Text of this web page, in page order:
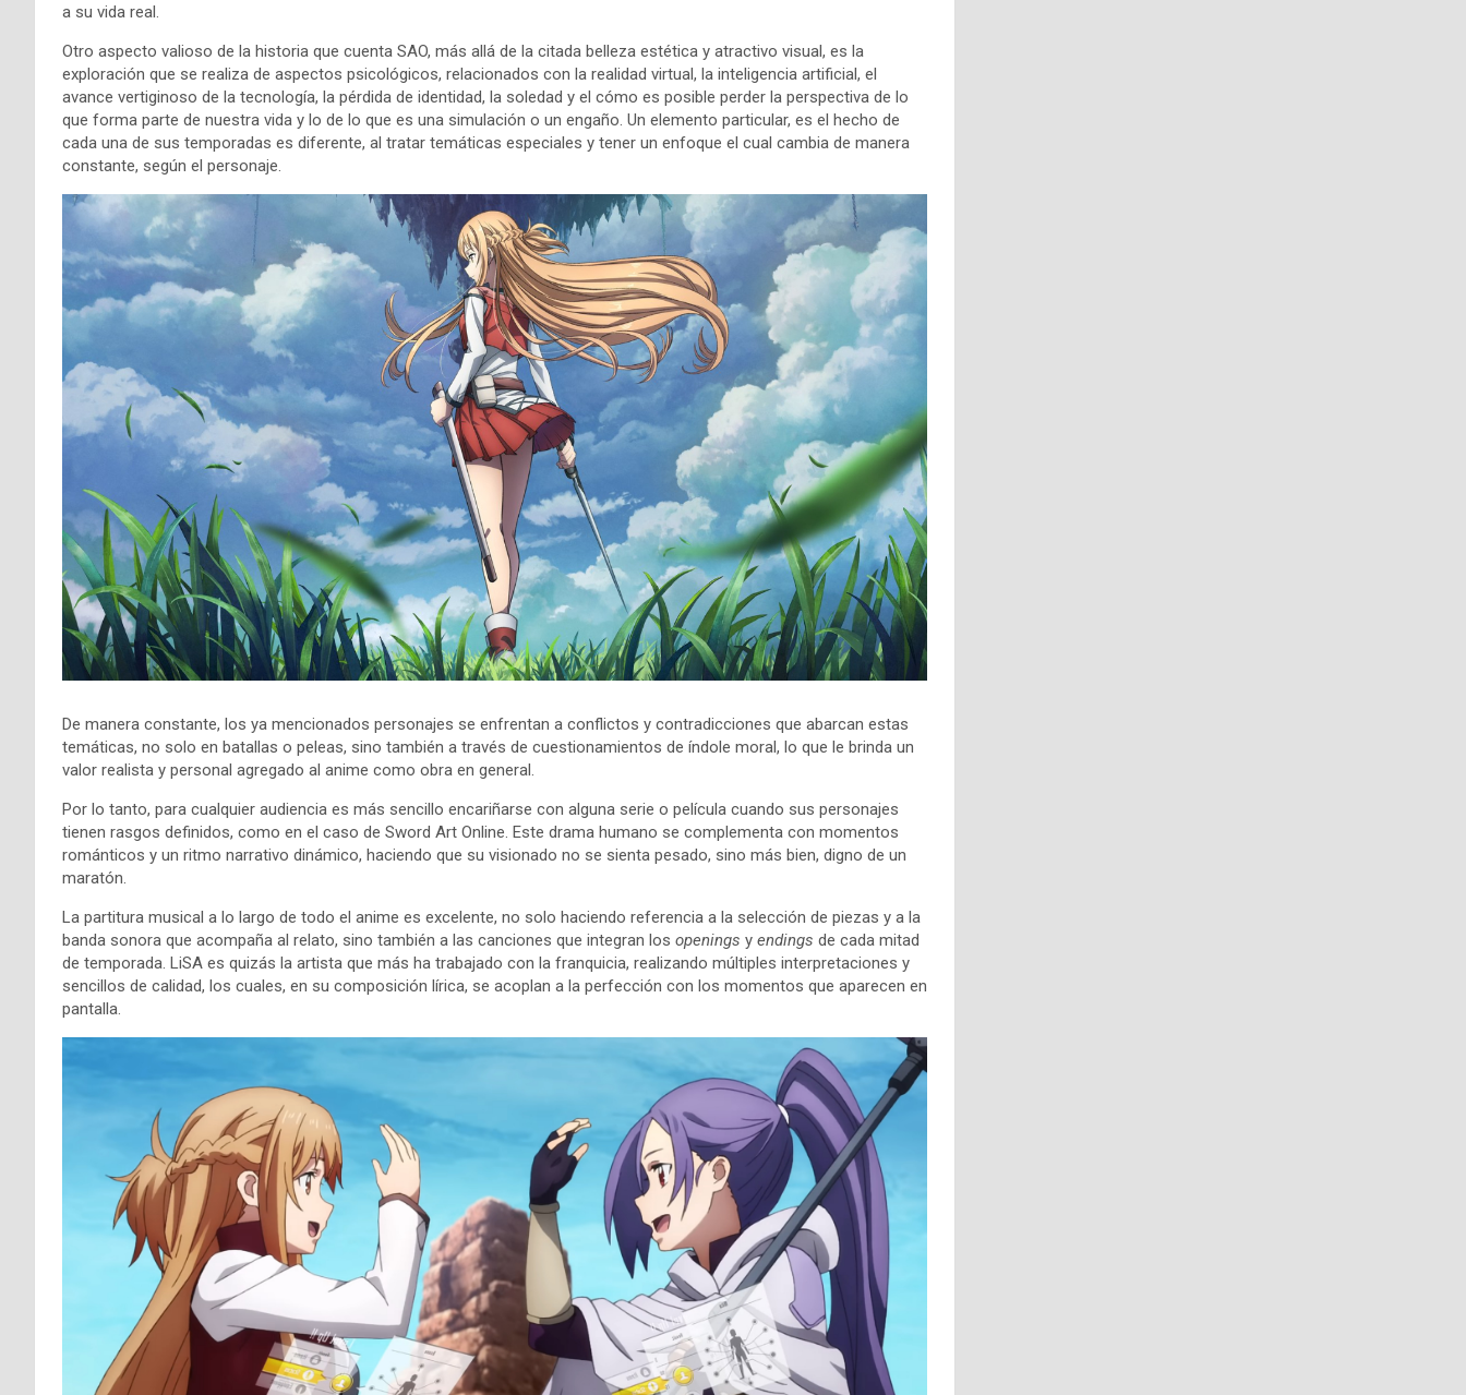
a su vida real.
Otro aspecto valioso de la historia que cuenta SAO, más allá de la citada belleza estética y atractivo visual, es la
exploración que se realiza de aspectos psicológicos, relacionados con la realidad virtual, la inteligencia artificial, el
avance vertiginoso de la tecnología, la pérdida de identidad, la soledad y el cómo es posible perder la perspectiva de lo
que forma parte de nuestra vida y lo de lo que es una simulación o un engaño. Un elemento particular, es el hecho de
cada una de sus temporadas es diferente, al tratar temáticas especiales y tener un enfoque el cual cambia de manera
constante, según el personaje.
De manera constante, los ya mencionados personajes se enfrentan a conflictos y contradicciones que abarcan estas
temáticas, no solo en batallas o peleas, sino también a través de cuestionamientos de índole moral, lo que le brinda un
valor realista y personal agregado al anime como obra en general.
Por lo tanto, para cualquier audiencia es más sencillo encariñarse con alguna serie o película cuando sus personajes
tienen rasgos definidos, como en el caso de Sword Art Online. Este drama humano se complementa con momentos
románticos y un ritmo narrativo dinámico, haciendo que su visionado no se sienta pesado, sino más bien, digno de un
maratón.
La partitura musical a lo largo de todo el anime es excelente, no solo haciendo referencia a la selección de piezas y a la
banda sonora que acompaña al relato, sino también a las canciones que integran los openings y endings de cada mitad
de temporada. LiSA es quizás la artista que más ha trabajado con la franquicia, realizando múltiples interpretaciones y
sencillos de calidad, los cuales, en su composición lírica, se acoplan a la perfección con los momentos que aparecen en
pantalla.